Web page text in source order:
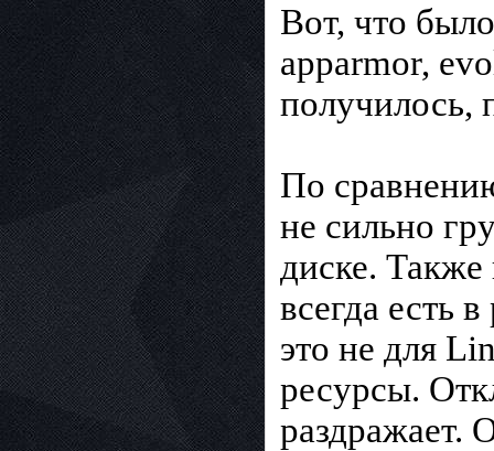
Вот, что
apparmor,
По
не сильно
диске. Также
всегда есть
это не для
ресурсы.
раздражает.